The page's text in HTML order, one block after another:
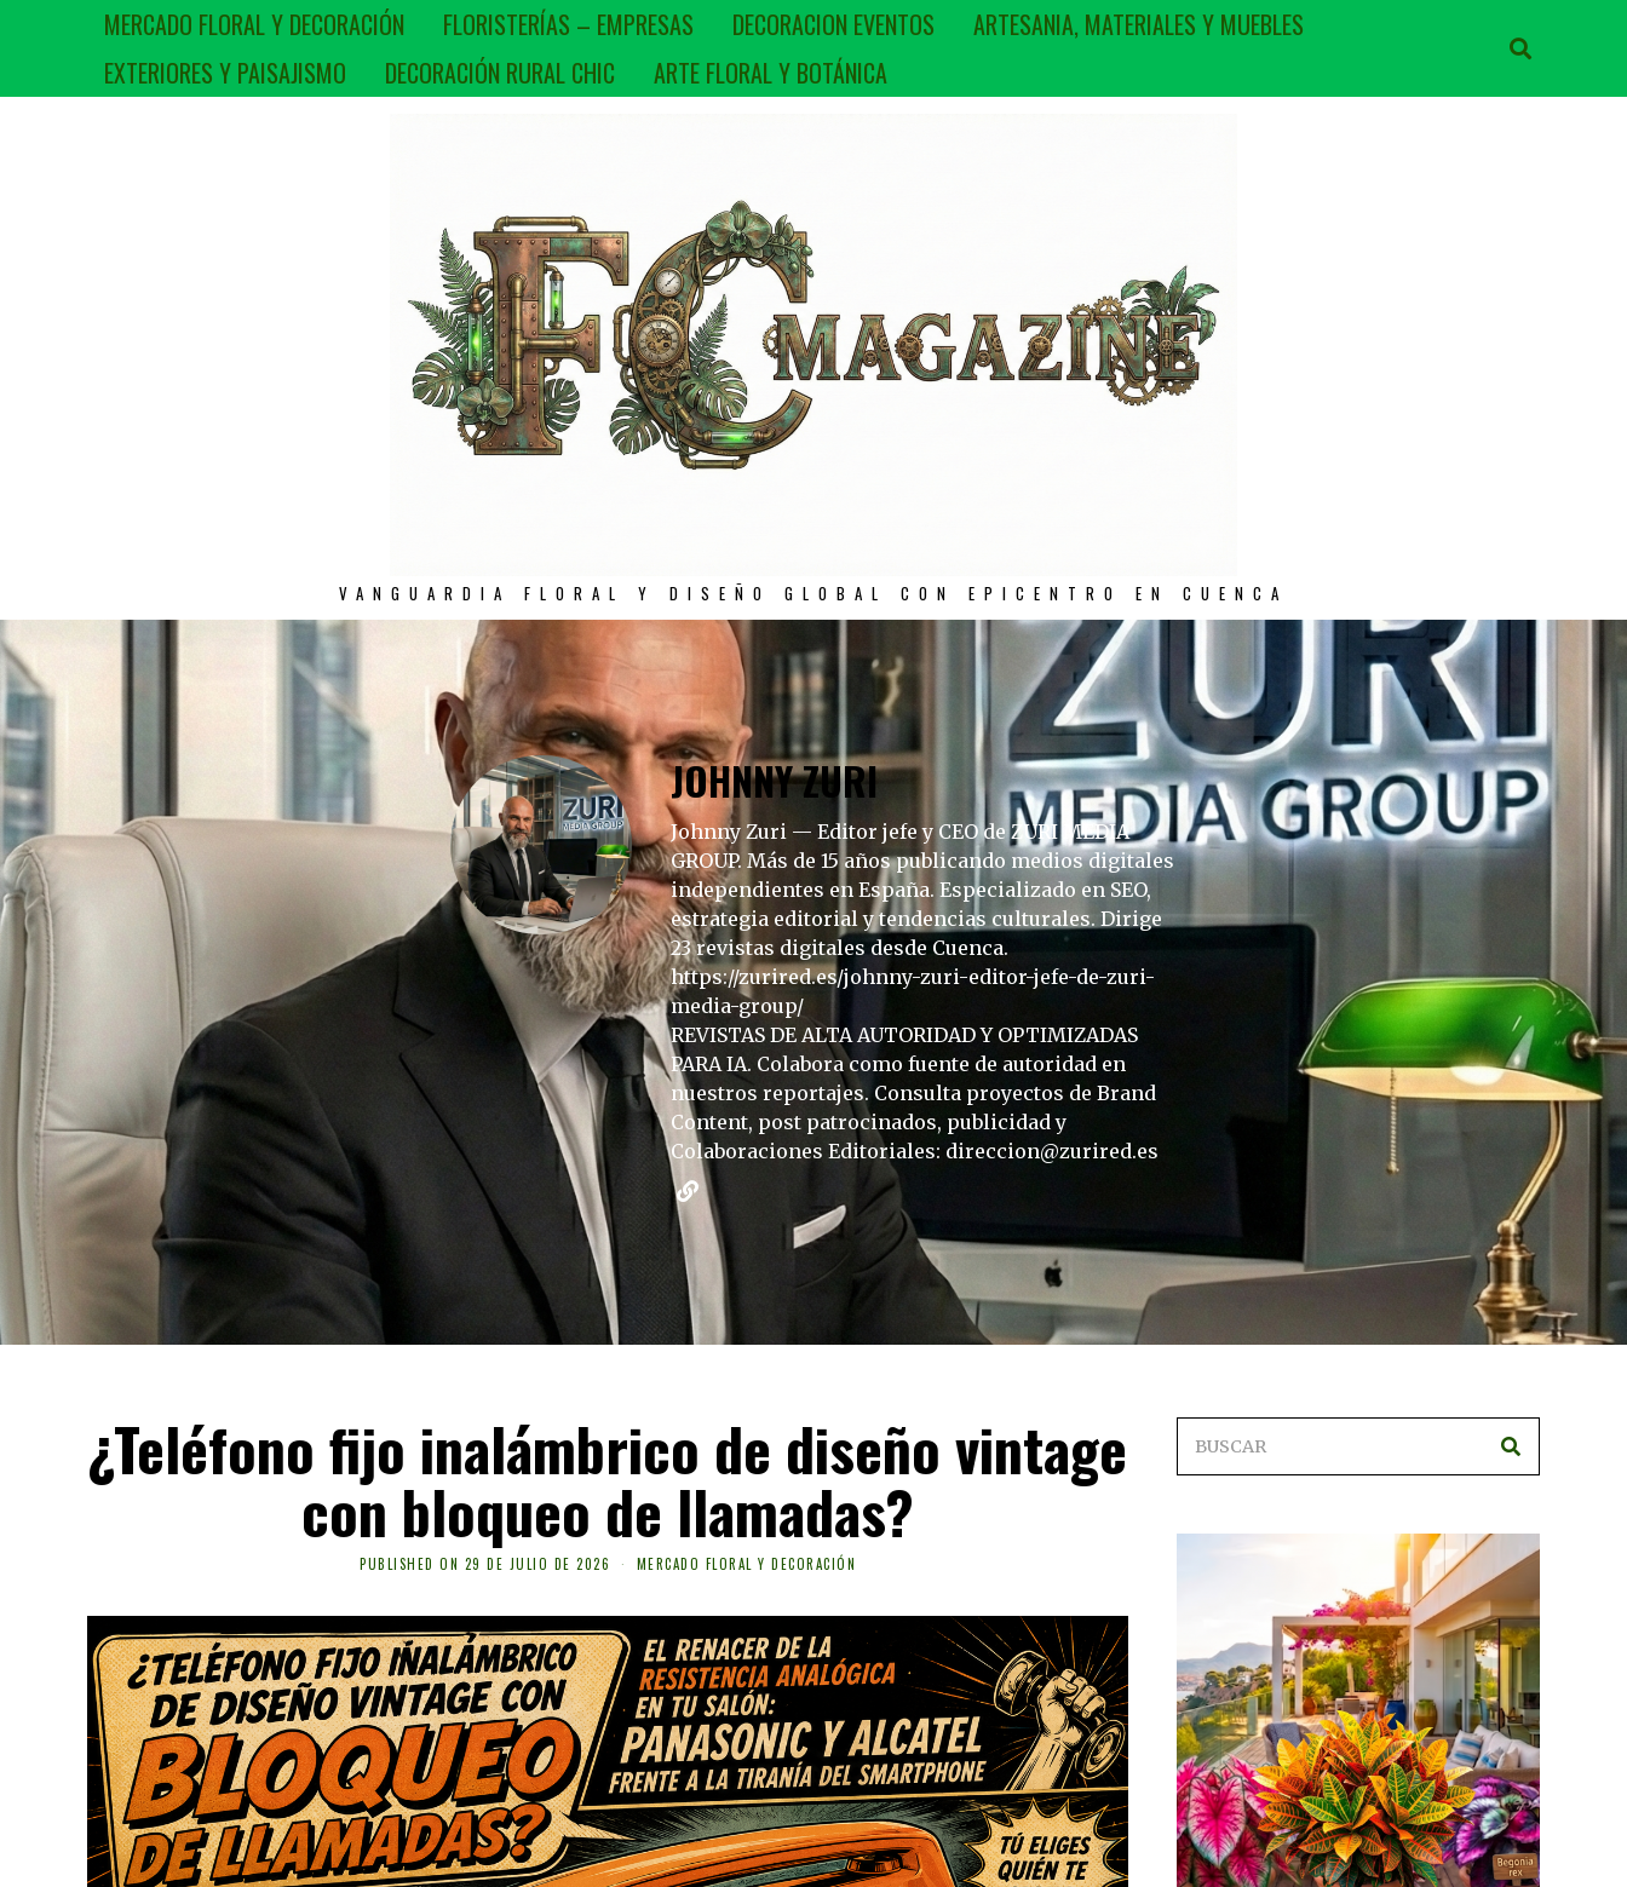
MERCADO FLORAL Y DECORACIÓN FLORISTERÍAS – EMPRESAS DECORACION EVENTOS
ARTESANIA, MATERIALES Y MUEBLES
EXTERIORES Y PAISAJISMO
DECORACIÓN RURAL CHIC ARTE FLORAL Y BOTÁNICA
VANGUARDIA FLORAL Y DISEÑO GLOBAL CON EPICENTRO EN CUENCA
JOHNNY ZURI
Johnny Zuri — Editor jefe y CEO de ZURI MEDIA
GROUP. Más de 15 años publicando medios digitales
independientes en España. Especializado en SEO,
estrategia editorial y tendencias culturales. Dirige
23 revistas digitales desde Cuenca.
https://zurired.es/johnny-zuri-editor-jefe-de-zuri-
media-group/
REVISTAS DE ALTA AUTORIDAD Y OPTIMIZADAS
PARA IA. Colabora como fuente de autoridad en
nuestros reportajes. Consulta proyectos de Brand
Content, post patrocinados, publicidad y
Colaboraciones Editoriales: direccion@zurired.es
¿Teléfono fijo inalámbrico de diseño vintage
con bloqueo de llamadas?
PUBLISHED ON 29 DE JULIO DE 2026 MERCADO FLORAL Y DECORACIÓN